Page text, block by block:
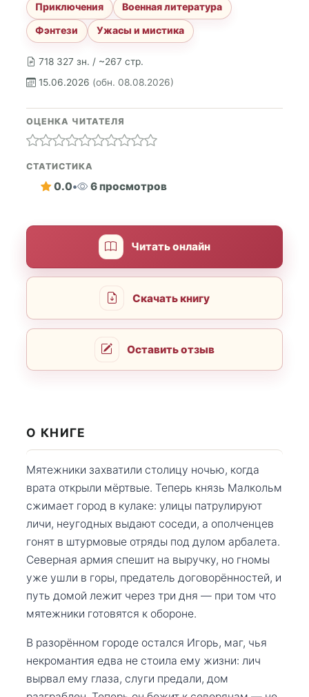
718 327 зн. / ~267 стр.
15.06.2026 (обн. 08.08.2026)
Приключения
Военная литература
Фэнтези
Ужасы и мистика
ОЦЕНКА ЧИТАТЕЛЯ
СТАТИСТИКА
0.0• 6 просмотров
Читать онлайн
Скачать книгу
Оставить отзыв
О КНИГЕ
Мятежники захватили столицу ночью, когда
врата открыли мёртвые. Теперь князь Малкольм
сжимает город в кулаке: улицы патрулируют
личи, неугодных выдают соседи, а ополченцев
гонят в штурмовые отряды под дулом арбалета.
Северная армия спешит на выручку, но гномы
уже ушли в горы, предатель договорённостей, и
путь домой лежит через три дня — при том что
мятежники готовятся к обороне.
В разорённом городе остался Игорь, маг, чья
некромантия едва не стоила ему жизни: лич
вырвал ему глаза, слуги предали, дом